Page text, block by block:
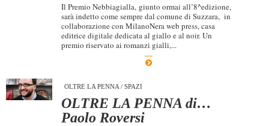
Case editrici
Partnership
Giallo Stresa
Tabù Festival 2014
A Tutto Volume
Il Premio Nebbiagialla, giunto ormai all’8^edizione,
sarà indetto come sempre dal comune di Suzzara, in
collaborazione con MilanoNera web press, casa
editrice digitale dedicata al giallo e al noir. Un
premio riservato ai romanzi gialli,...
OLTRE LA PENNA/ SPAZI
OLTRE LA PENNA di…
Paolo Roversi